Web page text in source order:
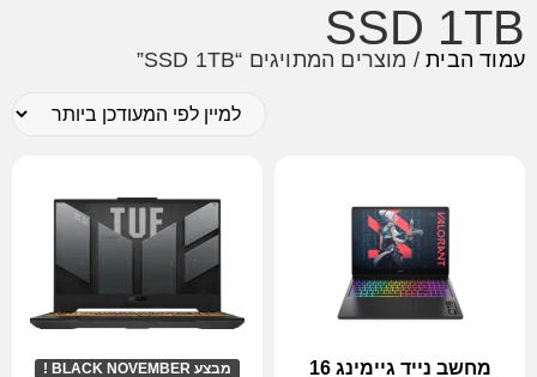
SSD 1TB
עמוד הבית/ מוצרים המתויגים “SSD 1TB”
מחשב נייד גיימינג 16
מבצע BLACK NOVEMBER !